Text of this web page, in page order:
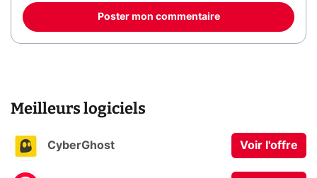
Poster mon commentaire
Meilleurs logiciels
CyberGhost Voir l'offre